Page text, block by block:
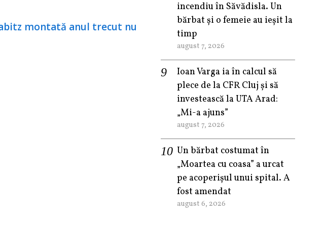
incendiu în Săvădisla. Un
bărbat și o femeie au ieșit la
timp
august 7, 2026
Ioan Varga ia în calcul să
plece de la CFR Cluj și să
investească la UTA Arad:
„Mi-a ajuns”
august 7, 2026
Un bărbat costumat în
„Moartea cu coasa” a urcat
pe acoperișul unui spital. A
fost amendat
august 6, 2026